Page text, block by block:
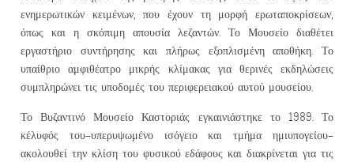
ενημερωτικών κειμένων, που έχουν τη μορφή ερωταποκρίσεων,
όπως και η σκόπιμη απουσία λεζαντών. Το Μουσείο διαθέτει
εργαστήριο συντήρησης και πλήρως εξοπλισμένη αποθήκη. Το
υπαίθριο αμφιθέατρο μικρής κλίμακας για θερινές εκδηλώσεις
συμπληρώνει τις υποδομές του περιφερειακού αυτού μουσείου.
Το Βυζαντινό Μουσείο Καστοριάς εγκαινιάστηκε το 1989. Το
κέλυφός του–υπερυψωμένο ισόγειο και τμήμα ημιυπογείου-
ακολουθεί την κλίση του φυσικού εδάφους και διακρίνεται για τις